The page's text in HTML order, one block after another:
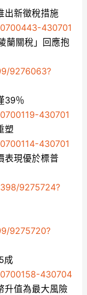
出新徵稅措施
430701
蘭關稅」回應抱
9276063?
39％
430701
塑
430701
表現優於標普
9275724?
9275720?
成
430704
升值為最大風險